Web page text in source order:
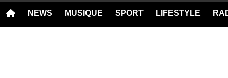
NEWS MUSIQUE SPORT LIFESTYLE